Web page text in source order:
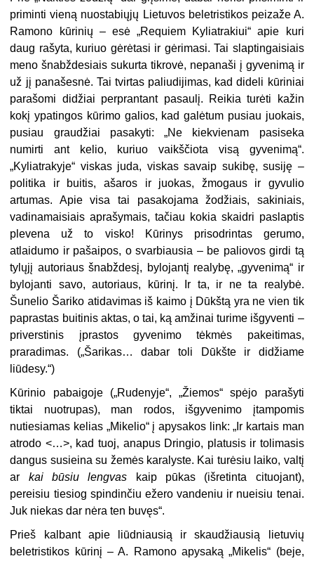
priminti vieną nuostabiųjų Lietuvos beletristikos peizaže A.
Ramono kūrinių – esė „Requiem Kyliatrakiui“ apie kuri
daug rašyta, kuriuo gėrėtasi ir gėrimasi. Tai slaptingaisiais
meno šnabždesiais sukurta tikrovė, nepanaši į gyvenimą ir
už jį panašesnė. Tai tvirtas paliudijimas, kad dideli kūriniai
parašomi didžiai perprantant pasaulį. Reikia turėti kažin
kokį ypatingos kūrimo galios, kad galėtum pusiau juokais,
pusiau graudžiai pasakyti: „Ne kiekvienam pasiseka
numirti ant kelio, kuriuo vaikščiota visą gyvenimą“.
„Kyliatrakyje“ viskas juda, viskas savaip sukibę, susiję –
politika ir buitis, ašaros ir juokas, žmogaus ir gyvulio
artumas. Apie visa tai pasakojama žodžiais, sakiniais,
vadinamaisiais aprašymais, ta­čiau kokia skaidri paslaptis
plevena už to visko! Kūrinys prisodrintas ge­rumo,
atlaidumo ir pašaipos, o svarbiausia – be paliovos girdi tą
tylųjį autoriaus šnabždesį, bylojantį realybę, „gyvenimą“ ir
bylojanti savo, autoriaus, kūrinį. Ir ta, ir ne ta realybė.
Šunelio Šariko atidavimas iš kai­mo į Dūkštą yra ne vien tik
paprastas buitinis aktas, o tai, ką amžinai turime išgyventi –
priverstinis įprastos gyvenimo tėkmės pakeitimas,
praradimas. („Šarikas… dabar toli Dūkšte ir didžiame
liūdesy.“)
Kūrinio pabaigoje („Rudenyje“, „Žiemos“ spėjo parašyti
tiktai nuotru­pas), man rodos, išgyvenimo įtampomis
nutiesiamas kelias „Mikelio“ į apysakos link: „Ir kartais man
atrodo <…>, kad tuoj, anapus Dringio, platusis ir tolimasis
dangus susieina su žemės karalyste. Kai turėsiu lai­ko, valtį
ar kai būsiu lengvas kaip pūkas (išretinta cituojant),
pereisiu tiesiog spindinčiu ežero vandeniu ir nueisiu tenai.
Juk niekas dar nėra ten buvęs“.
Prieš kalbant apie liūdniausią ir skaudžiausią lietuvių
beletristi­kos kūrinį – A. Ramono apysaką „Mikelis“ (beje,